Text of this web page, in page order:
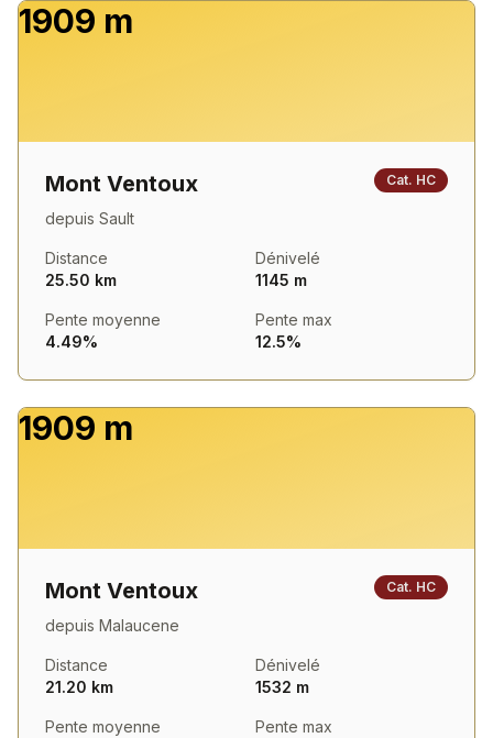
1909 m
Mont Ventoux Cat. HC
depuis Sault
Distance
25.50 km
Dénivelé
1145 m
Pente moyenne
4.49%
Pente max
12.5%
1909 m
Mont Ventoux Cat. HC
depuis Malaucene
Distance
21.20 km
Dénivelé
1532 m
Pente moyenne
Pente max